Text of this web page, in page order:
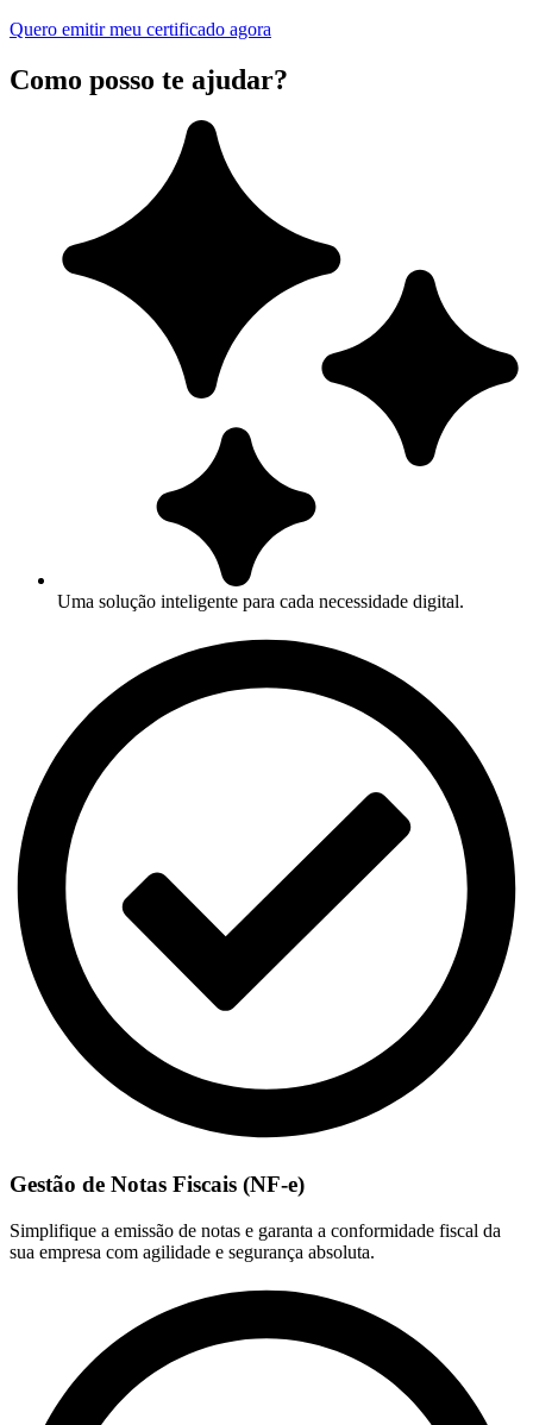
Quero emitir meu certificado agora
Como posso te ajudar?
Uma solução inteligente para cada necessidade digital.
Gestão de Notas Fiscais (NF-e)
Simplifique a emissão de notas e garanta a conformidade fiscal da
sua empresa com agilidade e segurança absoluta.